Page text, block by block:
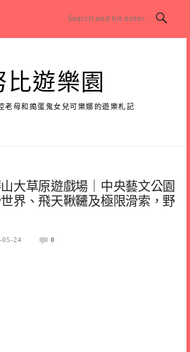
比遊樂園
老母和搗蛋鬼女兒可樂娜的遊樂札記
大草原遊戲場｜中央藝文公園
界、飛天鞦韆及極限滑索，野
05-24 0